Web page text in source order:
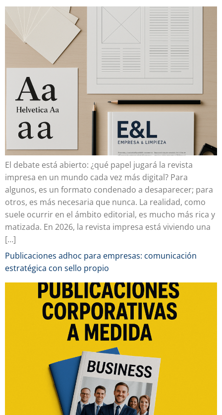
El debate está abierto: ¿qué papel jugará la revista
impresa en un mundo cada vez más digital? Para
algunos, es un formato condenado a desaparecer; para
otros, es más necesaria que nunca. La realidad, como
suele ocurrir en el ámbito editorial, es mucho más rica y
matizada. En 2026, la revista impresa está viviendo una
[…]
Publicaciones adhoc para empresas: comunicación
estratégica con sello propio